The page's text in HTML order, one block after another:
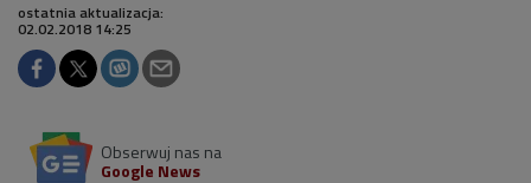
ostatnia aktualizacja:
02.02.2018 14:25
Obserwuj nas na
Google News